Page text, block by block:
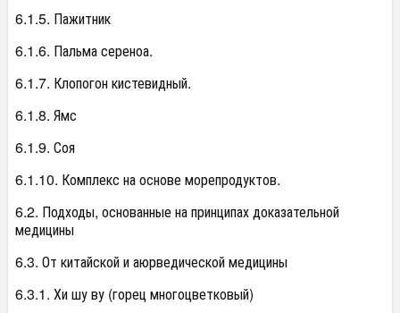
6.1.5. Пажитник
6.1.6. Пальма сереноа.
6.1.7. Клопогон кистевидный.
6.1.8. Ямс
6.1.9. Соя
6.1.10. Комплекс на основе морепродуктов.
6.2. Подходы, основанные на принципах доказательной
медицины
6.3. От китайской и аюрведической медицины
6.3.1. Хи шу ву (горец многоцветковый)